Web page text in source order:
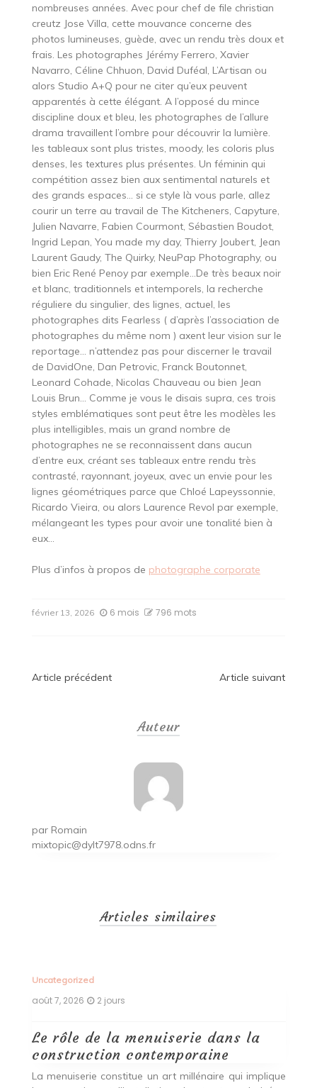
nombreuses années. Avec pour chef de file christian
creutz Jose Villa, cette mouvance concerne des
photos lumineuses, guède, avec un rendu très doux et
frais. Les photographes Jérémy Ferrero, Xavier
Navarro, Céline Chhuon, David Duféal, L’Artisan ou
alors Studio A+Q pour ne citer qu’eux peuvent
apparentés à cette élégant. A l’opposé du mince
discipline doux et bleu, les photographes de l’allure
drama travaillent l’ombre pour découvrir la lumière.
les tableaux sont plus tristes, moody, les coloris plus
denses, les textures plus présentes. Un féminin qui
compétition assez bien aux sentimental naturels et
des grands espaces… si ce style là vous parle, allez
courir un terre au travail de The Kitcheners, Capyture,
Julien Navarre, Fabien Courmont, Sébastien Boudot,
Ingrid Lepan, You made my day, Thierry Joubert, Jean
Laurent Gaudy, The Quirky, NeuPap Photography, ou
bien Eric René Penoy par exemple…De très beaux noir
et blanc, traditionnels et intemporels, la recherche
réguliere du singulier, des lignes, actuel, les
photographes dits Fearless ( d’après l’association de
photographes du même nom ) axent leur vision sur le
reportage… n’attendez pas pour discerner le travail
de DavidOne, Dan Petrovic, Franck Boutonnet,
Leonard Cohade, Nicolas Chauveau ou bien Jean
Louis Brun… Comme je vous le disais supra, ces trois
styles emblématiques sont peut être les modèles les
plus intelligibles, mais un grand nombre de
photographes ne se reconnaissent dans aucun
d’entre eux, créant ses tableaux entre rendu très
contrasté, rayonnant, joyeux, avec un envie pour les
lignes géométriques parce que Chloé Lapeyssonnie,
Ricardo Vieira, ou alors Laurence Revol par exemple,
mélangeant les types pour avoir une tonalité bien à
eux…
Plus d’infos à propos de photographe corporate
février 13, 2026 6 mois 796 mots
Navigation
Article précédent Article suivant
Auteur
par Romain
mixtopic@dylt7978.odns.fr
Articles similaires
Uncategorized
août 7, 2026 2 jours
Le rôle de la menuiserie dans la
construction contemporaine
La menuiserie constitue un art millénaire qui implique